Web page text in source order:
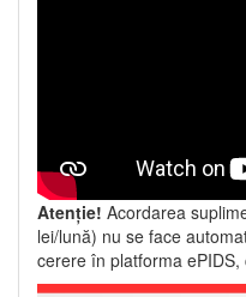
Atenție! Acordarea
lei/lună) nu se face
cerere în platforma